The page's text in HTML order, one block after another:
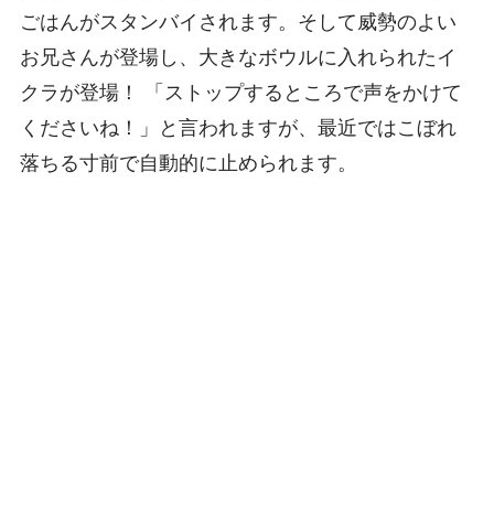
ごはんがスタンバイされます。そして威勢のよい
お兄さんが登場し、大きなボウルに入れられたイ
クラが登場！ 「ストップするところで声をかけて
くださいね！」と言われますが、最近ではこぼれ
落ちる寸前で自動的に止められます。